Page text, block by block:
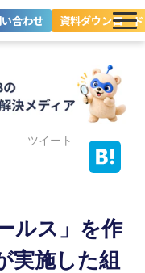
合わせ 資料ダウンロード
ツイート
ルス」を作
実施した組